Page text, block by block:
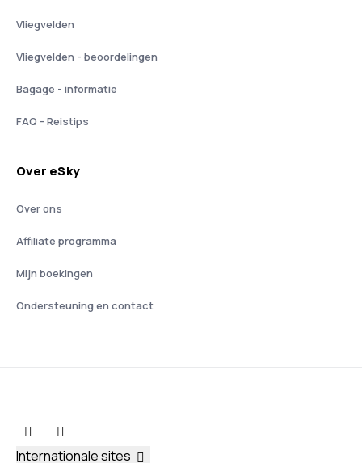
Vliegvelden
Vliegvelden - beoordelingen
Bagage - informatie
FAQ - Reistips
Over eSky
Over ons
Affiliate programma
Mijn boekingen
Ondersteuning en contact
Internationale sites